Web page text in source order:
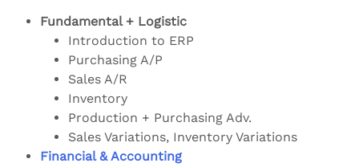
Fundamental + Logistic
Introduction to ERP
Purchasing A/P
Sales A/R
Inventory
Production + Purchasing Adv.
Sales Variations, Inventory Variations
Financial & Accounting